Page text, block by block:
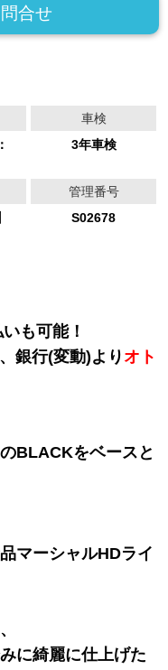
合せ
車検
3年車検
管理番号
S02678
も可能！
銀行(変動)より オト
BLACKをベースと
マーシャルHDライ
に綺麗に仕上げた